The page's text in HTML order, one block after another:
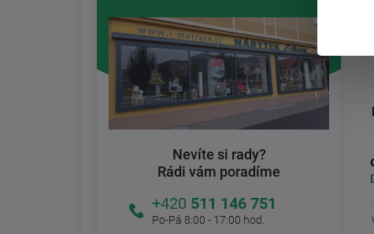
Nevíte si rady?
Rádi vám poradíme
+420 511 146 751
Po-Pá 8:00 - 17:00 hod.